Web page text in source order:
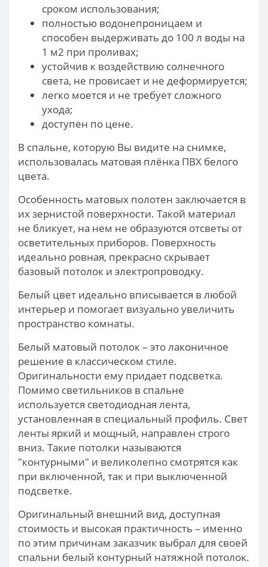
сроком использования;
полностью водонепроницаем и
способен выдерживать до 100 л воды на
1 м2 при проливах;
устойчив к воздействию солнечного
света, не провисает и не деформируется;
легко моется и не требует сложного
ухода;
доступен по цене.
В спальне, которую Вы видите на снимке,
использовалась матовая плёнка ПВХ белого
цвета.
Особенность матовых полотен заключается в
их зернистой поверхности. Такой материал
не бликует, на нем не образуются отсветы от
осветительных приборов. Поверхность
идеально ровная, прекрасно скрывает
базовый потолок и электропроводку.
Белый цвет идеально вписывается в любой
интерьер и помогает визуально увеличить
пространство комнаты.
Белый матовый потолок – это лаконичное
решение в классическом стиле.
Оригинальности ему придает подсветка.
Помимо светильников в спальне
используется светодиодная лента,
установленная в специальный профиль. Свет
ленты яркий и мощный, направлен строго
вниз. Такие потолки называются
"контурными" и великолепно смотрятся как
при включенной, так и при выключенной
подсветке.
Оригинальный внешний вид, доступная
стоимость и высокая практичность – именно
по этим причинам заказчик выбрал для своей
спальни белый контурный натяжной потолок.